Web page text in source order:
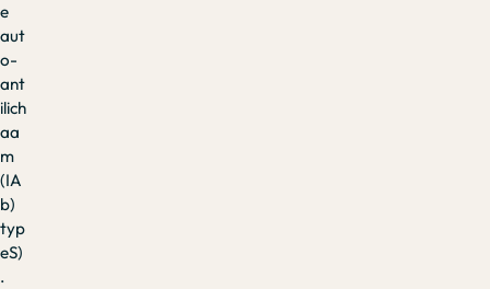
e
aut
o-
ant
ilich
aa
m
(IA
b)
typ
eS)
.